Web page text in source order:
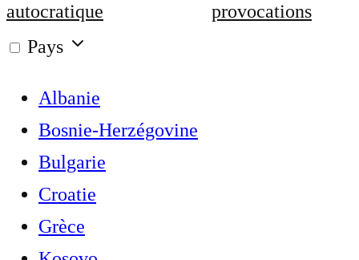
autocratique
provocations
Pays
Albanie
Bosnie-Herzégovine
Bulgarie
Croatie
Grèce